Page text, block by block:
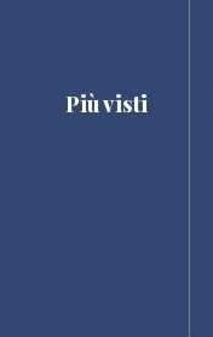
Più visti